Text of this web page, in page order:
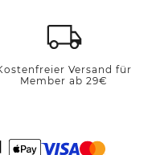
Versand für
Member ab 29€